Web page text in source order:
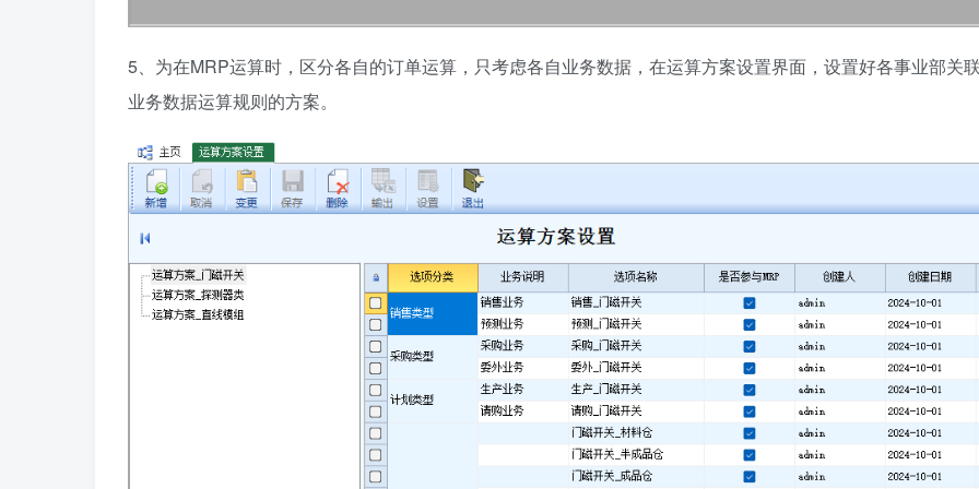
5、为在MRP运算时，区分各自的订单运算，只考虑各自业务数据，在运算方案设置界面，设置好各事业部关
业务数据运算规则的方案。